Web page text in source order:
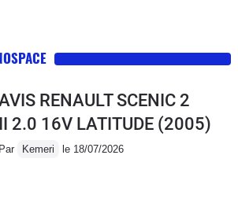
RENAULT SCENIC 2
II 2.0 16V LATITUDE (2005)
Par Kemeri le 18/07/2026